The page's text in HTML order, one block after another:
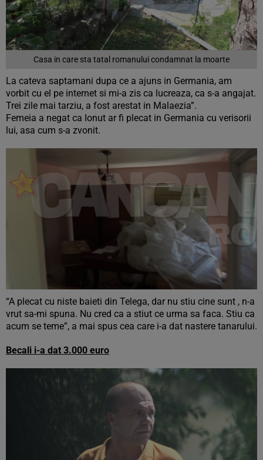
Casa in care sta tatal romanului condamnat la moarte
La cateva saptamani dupa ce a ajuns in Germania, am
vorbit cu el pe internet si mi-a zis ca lucreaza, ca s-a angajat.
Trei zile mai tarziu, a fost arestat in Malaezia”.
Femeia a negat ca Ionut ar fi plecat in Germania cu verisorii
lui, asa cum s-a zvonit.
“A plecat cu niste baieti din Telega, dar nu stiu cine sunt , n-a
vrut sa-mi spuna. Nu cred ca a stiut ce urma sa faca. Stiu ca
acum se teme”, a mai spus cea care i-a dat nastere tanarului.
Becali i-a dat 3.000 euro